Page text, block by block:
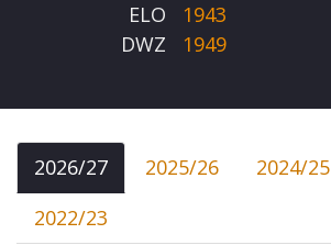
ELO
1943
DWZ
1949
2026/27 2025/26 2024/25
2022/23